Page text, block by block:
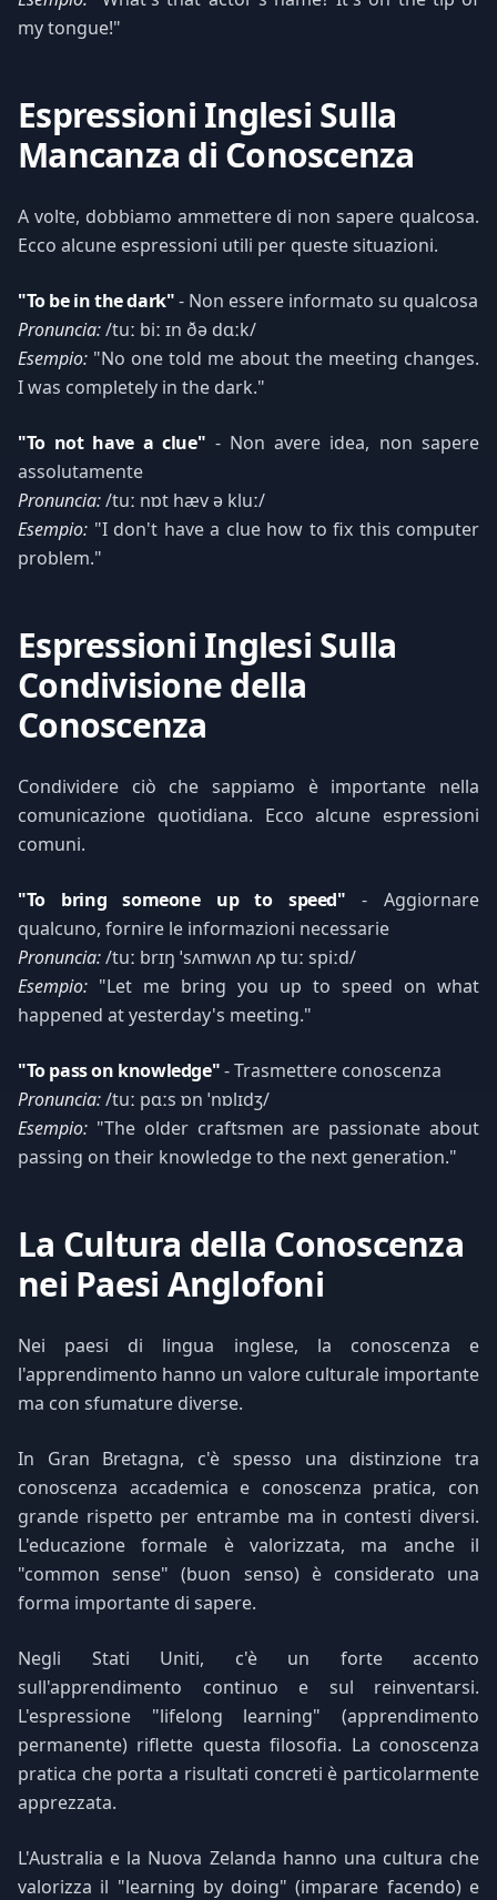
my tongue!"
Espressioni Inglesi Sulla
Mancanza di Conoscenza
A volte, dobbiamo ammettere di non sapere qualcosa.
Ecco alcune espressioni utili per queste situazioni.
"To be in the dark"- Non essere informato su qualcosa
Pronuncia:/tuː biː ɪn ðə dɑːk/
Esempio: "No one told me about the meeting changes.
I was completely in the dark."
"To not have a clue" - Non avere idea, non sapere
assolutamente
Pronuncia:/tuː nɒt hæv ə kluː/
Esempio: "I don't have a clue how to fix this computer
problem."
Espressioni Inglesi Sulla
Condivisione della
Conoscenza
Condividere ciò che sappiamo è importante nella
comunicazione quotidiana. Ecco alcune espressioni
comuni.
"To bring someone up to speed" - Aggiornare
qualcuno, fornire le informazioni necessarie
Pronuncia:/tuː brɪŋ ˈsʌmwʌn ʌp tuː spiːd/
Esempio: "Let me bring you up to speed on what
happened at yesterday's meeting."
"To pass on knowledge"- Trasmettere conoscenza
Pronuncia:/tuː pɑːs ɒn ˈnɒlɪdʒ/
Esempio: "The older craftsmen are passionate about
passing on their knowledge to the next generation."
La Cultura della Conoscenza
nei Paesi Anglofoni
Nei paesi di lingua inglese, la conoscenza e
l'apprendimento hanno un valore culturale importante
ma con sfumature diverse.
In Gran Bretagna, c'è spesso una distinzione tra
conoscenza accademica e conoscenza pratica, con
grande rispetto per entrambe ma in contesti diversi.
L'educazione formale è valorizzata, ma anche il
"common sense" (buon senso) è considerato una
forma importante di sapere.
Negli Stati Uniti, c'è un forte accento
sull'apprendimento continuo e sul reinventarsi.
L'espressione "lifelong learning" (apprendimento
permanente) riflette questa filosofia. La conoscenza
pratica che porta a risultati concreti è particolarmente
apprezzata.
L'Australia e la Nuova Zelanda hanno una cultura che
valorizza il "learning by doing" (imparare facendo) e